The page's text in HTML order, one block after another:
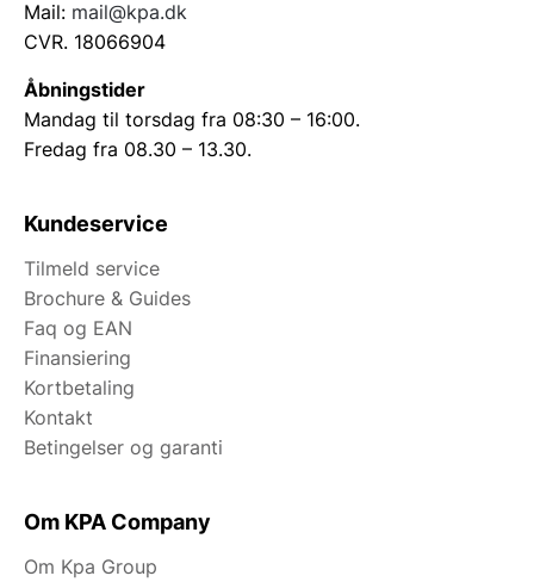
Mail: mail@kpa.dk
CVR. 18066904
Åbningstider
Mandag til torsdag fra 08:30 – 16:00.
Fredag fra 08.30 – 13.30.
Kundeservice
Tilmeld service
Brochure & Guides
Faq og EAN
Finansiering
Kortbetaling
Kontakt
Betingelser og garanti
Om KPA Company
Om Kpa Group